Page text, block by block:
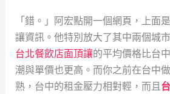
「錯。」阿宏點開一個網頁，上面
讓資訊。他特別放大了其中兩個城
台北餐飲店面頂讓的平均價格比台
潮與單價也更高。而你之前在台中
熟，台中的租金壓力相對輕，而且